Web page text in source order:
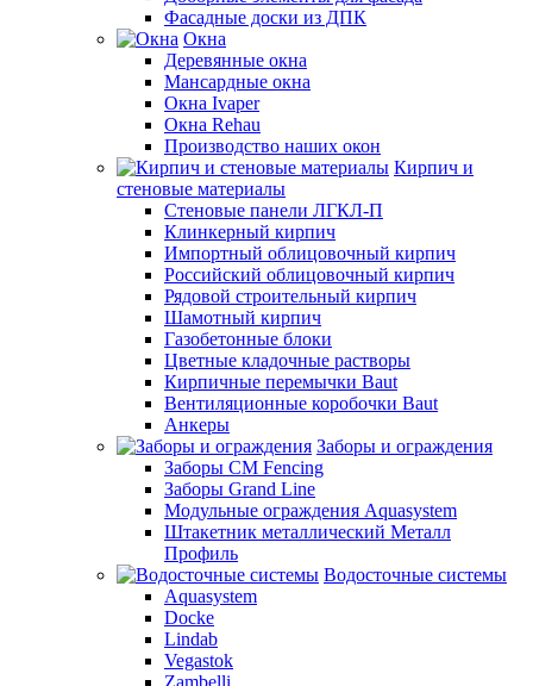
Фасадные доски из ДПК
Окна
Деревянные окна
Мансардные окна
Окна Ivaper
Окна Rehau
Производство наших окон
Кирпич и
стеновые материалы
Стеновые панели ЛГКЛ-П
Клинкерный кирпич
Импортный облицовочный кирпич
Российский облицовочный кирпич
Рядовой строительный кирпич
Шамотный кирпич
Газобетонные блоки
Цветные кладочные растворы
Кирпичные перемычки Baut
Вентиляционные коробочки Baut
Анкеры
Заборы и ограждения
Заборы CM Fencing
Заборы Grand Line
Модульные ограждения Aquasystem
Штакетник металлический Металл
Профиль
Водосточные системы
Aquasystem
Docke
Lindab
Vegastok
Zambelli